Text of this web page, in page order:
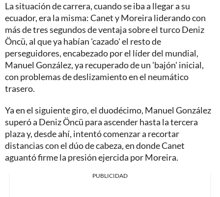
La situación de carrera, cuando se iba a llegar a su
ecuador, era la misma: Canet y Moreira liderando con
más de tres segundos de ventaja sobre el turco Deniz
Öncü, al que ya habían 'cazado' el resto de
perseguidores, encabezado por el líder del mundial,
Manuel González, ya recuperado de un 'bajón' inicial,
con problemas de deslizamiento en el neumático
trasero.
Ya en el siguiente giro, el duodécimo, Manuel González
superó a Deniz Öncü para ascender hasta la tercera
plaza y, desde ahí, intentó comenzar a recortar
distancias con el dúo de cabeza, en donde Canet
aguantó firme la presión ejercida por Moreira.
PUBLICIDAD